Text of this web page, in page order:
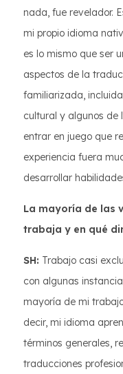
nada, fue revelador.
mi propio idioma
es lo mismo que ser
aspectos de la
familiarizada,
cultural y algunos de
entrar en juego que
experiencia fuera
desarrollar
La mayoría de las
trabaja y en qué
SH: Trabajo casi
con algunas
mayoría de mi
decir, mi idioma
términos generales,
traducciones